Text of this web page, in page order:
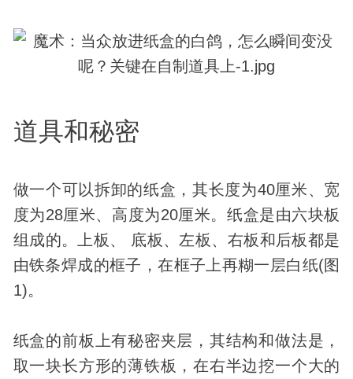
道具和秘密
做一个可以拆卸的纸盒，其长度为40厘米、宽
度为28厘米、高度为20厘米。纸盒是由六块板
组成的。上板、 底板、左板、右板和后板都是
由铁条焊成的框子，在框子上再糊一层白纸(图
1)。
纸盒的前板上有秘密夹层，其结构和做法是，
取一块长方形的薄铁板，在右半边挖一个大的